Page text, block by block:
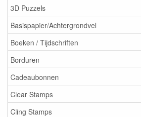
3D Puzzels
Basispapier/Achtergrondvel
Boeken / Tijdschriften
Borduren
Cadeaubonnen
Clear Stamps
Cling Stamps